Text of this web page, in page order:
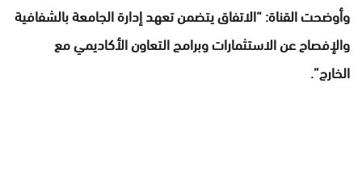
وأوضحت القناة: “الاتفاق يتضمن تعهد إدارة الجامعة بالشفافية
والإفصاح عن الاستثمارات وبرامج التعاون الأكاديمي مع
الخارج”.